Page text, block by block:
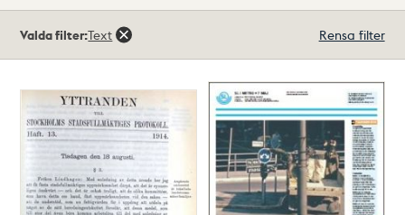
träffar
Valda filter:Text Rensa filter